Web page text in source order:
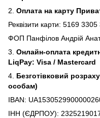
2. Оплата на карту
Реквізити карти: 5169
ФОП Панфілов Андрій
3. Онлайн-оплата
LiqPay: Visa / Mastercard
4. Безготівковий
особам)
IBAN:
ІНН (ЄДРПОУ):